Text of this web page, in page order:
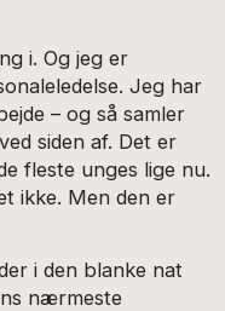
i. Og jeg er
Jeg har
– og så samler
siden af. Det er
fleste unges lige nu.
ikke. Men den er
i den blanke nat
nærmeste